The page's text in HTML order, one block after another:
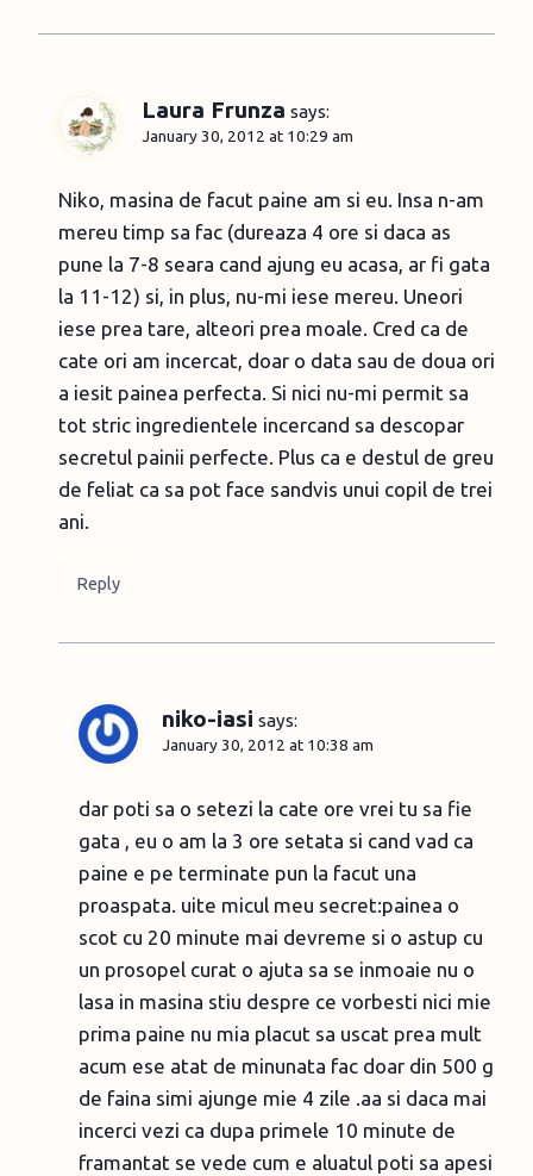
Laura Frunza says:
January 30, 2012 at 10:29 am
Niko, masina de facut paine am si eu. Insa n-am
mereu timp sa fac (dureaza 4 ore si daca as
pune la 7-8 seara cand ajung eu acasa, ar fi gata
la 11-12) si, in plus, nu-mi iese mereu. Uneori
iese prea tare, alteori prea moale. Cred ca de
cate ori am incercat, doar o data sau de doua ori
a iesit painea perfecta. Si nici nu-mi permit sa
tot stric ingredientele incercand sa descopar
secretul painii perfecte. Plus ca e destul de greu
de feliat ca sa pot face sandvis unui copil de trei
ani.
Reply
niko-iasi says:
January 30, 2012 at 10:38 am
dar poti sa o setezi la cate ore vrei tu sa fie
gata , eu o am la 3 ore setata si cand vad ca
paine e pe terminate pun la facut una
proaspata. uite micul meu secret:painea o
scot cu 20 minute mai devreme si o astup cu
un prosopel curat o ajuta sa se inmoaie nu o
lasa in masina stiu despre ce vorbesti nici mie
prima paine nu mia placut sa uscat prea mult
acum ese atat de minunata fac doar din 500 g
de faina simi ajunge mie 4 zile .aa si daca mai
incerci vezi ca dupa primele 10 minute de
framantat se vede cum e aluatul poti sa apesi